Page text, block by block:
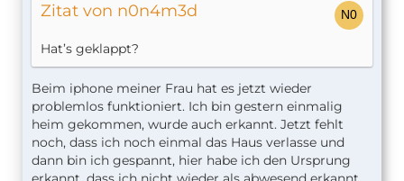
Zitat von n0n4m3d
Hat’s geklappt?
Beim iphone meiner Frau hat es jetzt wieder
problemlos funktioniert. Ich bin gestern einmalig
heim gekommen, wurde auch erkannt. Jetzt fehlt
noch, dass ich noch einmal das Haus verlasse und
dann bin ich gespannt, hier habe ich den Ursprung